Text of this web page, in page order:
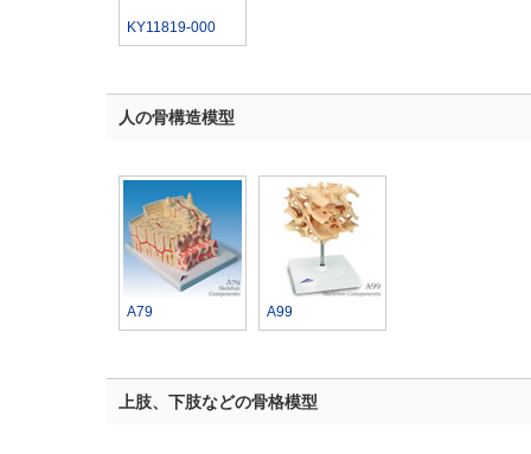
KY11819-000
人の骨構造模型
A79 A99
上肢、下肢などの骨格模型